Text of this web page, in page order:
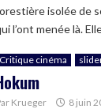
isolée de
l’ont menée là.
Critique cinéma
Krueger 8 juin